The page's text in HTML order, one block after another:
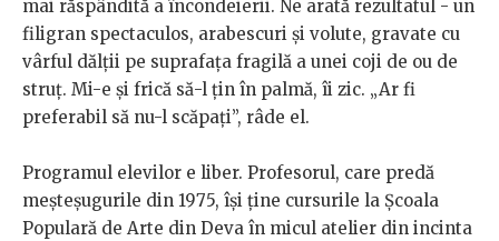
mai răspândită a încondeierii. Ne arată rezultatul - un
filigran spectaculos, arabescuri și volute, gravate cu
vârful dălții pe suprafața fragilă a unei coji de ou de
struț. Mi-e și frică să-l țin în palmă, îi zic. „Ar fi
preferabil să nu-l scăpați”, râde el.
Programul elevilor e liber. Profesorul, care predă
meșteșugurile din 1975, își ține cursurile la Școala
Populară de Arte din Deva în micul atelier din incinta